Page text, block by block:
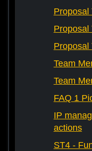
Proposal
Proposal
Proposal
Team
Team
FAQ 1
IP
actions
ST4 -